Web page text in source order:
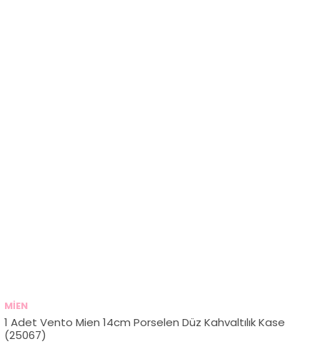
MİEN
1 Adet Vento Mien 14cm Porselen Düz Kahvaltılık Kase
(25067)